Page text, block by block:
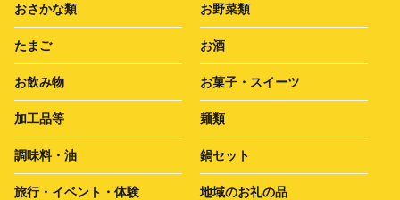
おさかな類 お野菜類
たまご お酒
お飲み物 お菓子・スイーツ
加工品等 麺類
調味料・油 鍋セット
旅行・イベント・体験 地域のお礼の品